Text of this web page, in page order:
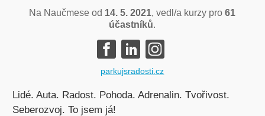
Na Naučmese od 14. 5. 2021, vedl/a kurzy pro61
účastníků.
parkujsradosti.cz
Lidé. Auta. Radost. Pohoda. Adrenalin. Tvořivost.
Seberozvoj. To jsem já!